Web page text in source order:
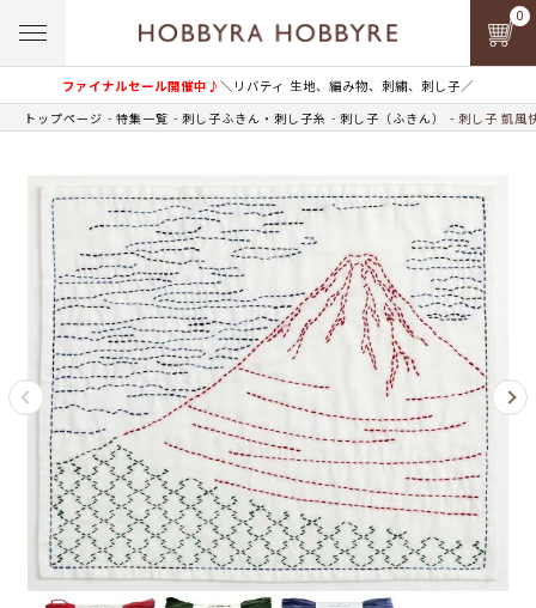
ファイナルセール開催中♪＼リバティ 生地、編み物、刺繍、刺し子／
0
トップページ 特集一覧 刺し子ふきん・刺し子糸 刺し子（ふきん） 刺し子 凱風